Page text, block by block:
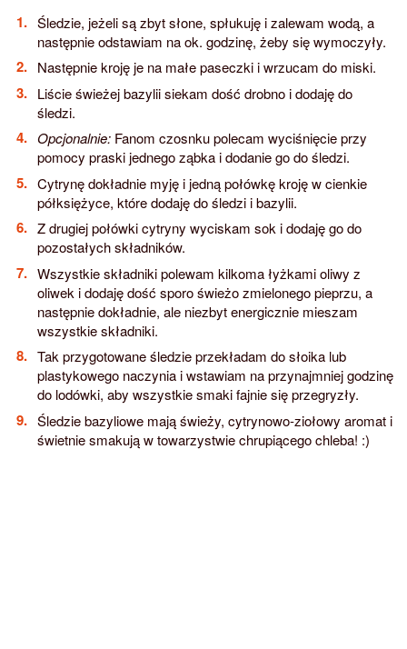
Śledzie, jeżeli są zbyt słone, spłukuję i zalewam wodą, a
następnie odstawiam na ok. godzinę, żeby się wymoczyły.
Następnie kroję je na małe paseczki i wrzucam do miski.
Liście świeżej bazylii siekam dość drobno i dodaję do
śledzi.
Opcjonalnie:Fanom czosnku polecam wyciśnięcie przy
pomocy praski jednego ząbka i dodanie go do śledzi.
Cytrynę dokładnie myję i jedną połówkę kroję w cienkie
półksiężyce, które dodaję do śledzi i bazylii.
Z drugiej połówki cytryny wyciskam sok i dodaję go do
pozostałych składników.
Wszystkie składniki polewam kilkoma łyżkami oliwy z
oliwek i dodaję dość sporo świeżo zmielonego pieprzu, a
następnie dokładnie, ale niezbyt energicznie mieszam
wszystkie składniki.
Tak przygotowane śledzie przekładam do słoika lub
plastykowego naczynia i wstawiam na przynajmniej godzinę
do lodówki, aby wszystkie smaki fajnie się przegryzły.
Śledzie bazyliowe mają świeży, cytrynowo-ziołowy aromat i
świetnie smakują w towarzystwie chrupiącego chleba! :)